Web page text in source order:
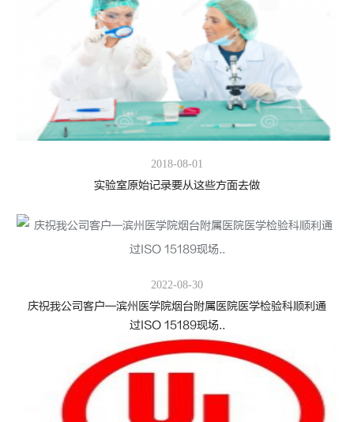
2018-08-01
实验室原始记录要从这些方面去做
2022-08-30
庆祝我公司客户—滨州医学院烟台附属医院医学检验科顺利通
过ISO 15189现场..